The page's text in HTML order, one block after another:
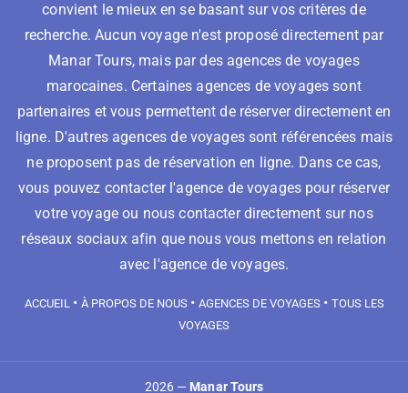
convient le mieux en se basant sur vos critères de
recherche. Aucun voyage n'est proposé directement par
Manar Tours, mais par des agences de voyages
marocaines. Certaines agences de voyages sont
partenaires et vous permettent de réserver directement en
ligne. D'autres agences de voyages sont référencées mais
ne proposent pas de réservation en ligne. Dans ce cas,
vous pouvez contacter l'agence de voyages pour réserver
votre voyage ou nous contacter directement sur nos
réseaux sociaux afin que nous vous mettons en relation
avec l'agence de voyages.
ACCUEIL • À PROPOS DE NOUS • AGENCES DE VOYAGES • TOUS LES
VOYAGES
2026 — Manar Tours